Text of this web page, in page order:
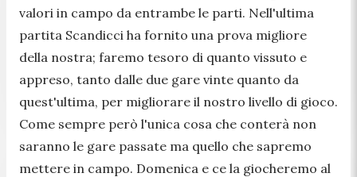
valori in campo da entrambe le parti. Nell'ultima
partita Scandicci ha fornito una prova migliore
della nostra; faremo tesoro di quanto vissuto e
appreso, tanto dalle due gare vinte quanto da
quest'ultima, per migliorare il nostro livello di gioco.
Come sempre però l'unica cosa che conterà non
saranno le gare passate ma quello che sapremo
mettere in campo. Domenica e ce la giocheremo al